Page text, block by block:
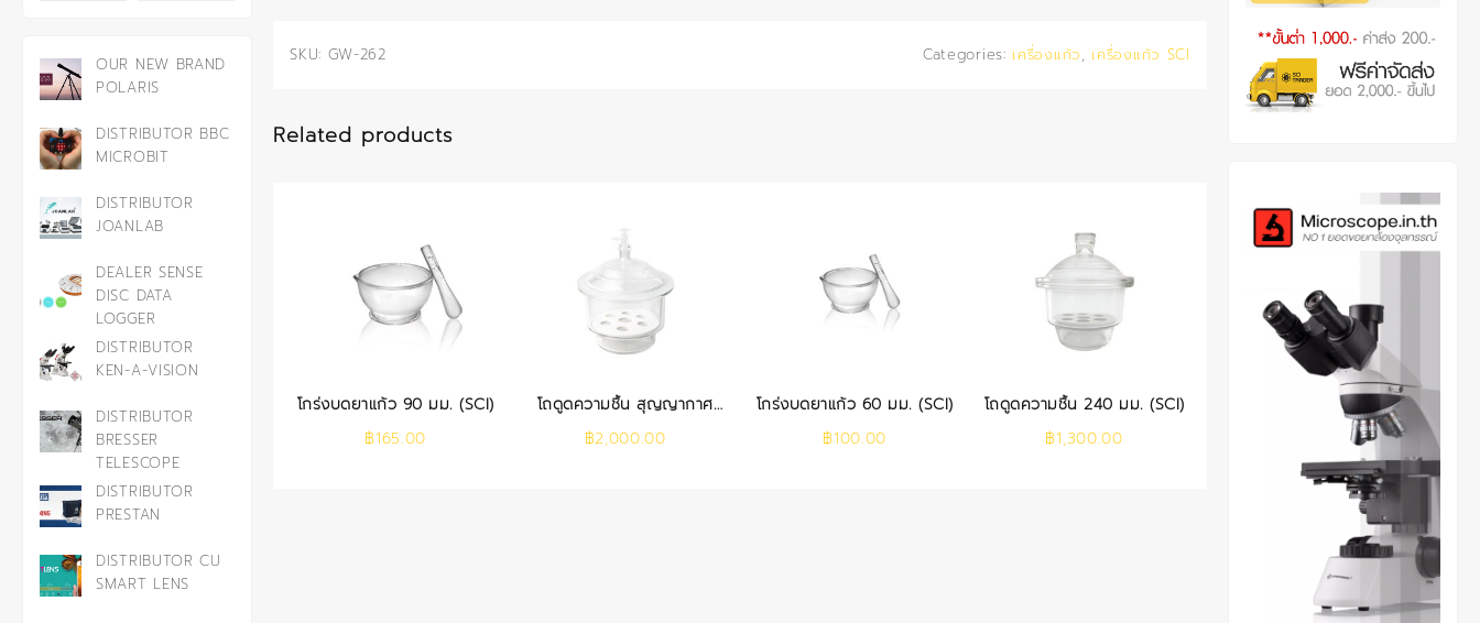
OUR NEW BRAND
POLARIS
DISTRIBUTOR BBC
MICROBIT
DISTRIBUTOR
JOANLAB
DEALER SENSE
DISC DATA
LOGGER
DISTRIBUTOR
KEN-A-VISION
DISTRIBUTOR
BRESSER
TELESCOPE
DISTRIBUTOR
PRESTAN
DISTRIBUTOR CU
SMART LENS
SKU: GW-262 Categories: เครื่องแก้ว, เครื่องแก้ว SCI
Related products
โกร่งบดยาแก้ว 90 มม. (SCI)
฿165.00
โถดูดความชื้น สุญญากาศ
240 มม. (SCI)
฿2,000.00
โกร่งบดยาแก้ว 60 มม. (SCI)
฿100.00
โถดูดความชื้น 240 มม. (SCI)
฿1,300.00